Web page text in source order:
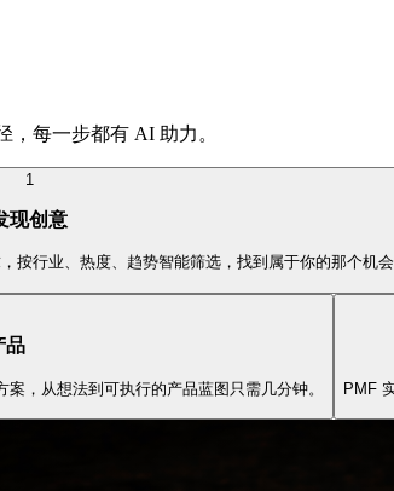
，每一步都有 AI 助力。
1
现创意
行业、热度、趋势智能筛选，找到属于你的那个机会
品
，从想法到可执行的产品蓝图只需几分钟。 PMF